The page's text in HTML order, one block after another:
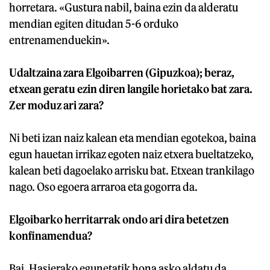
horretara. «Gustura nabil, baina ezin da alderatu
mendian egiten ditudan 5-6 orduko
entrenamenduekin».
Udaltzaina zara Elgoibarren (Gipuzkoa); beraz,
etxean geratu ezin diren langile horietako bat zara.
Zer moduz ari zara?
Ni beti izan naiz kalean eta mendian egotekoa, baina
egun hauetan irrikaz egoten naiz etxera bueltatzeko,
kalean beti dagoelako arrisku bat. Etxean trankilago
nago. Oso egoera arraroa eta gogorra da.
Elgoibarko herritarrak ondo ari dira betetzen
konfinamendua?